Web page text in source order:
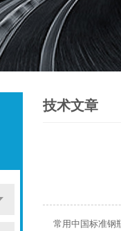
技术文章
常用中国标准钢